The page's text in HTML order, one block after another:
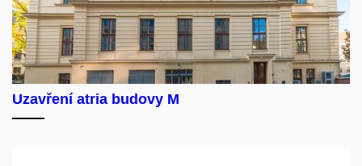
Uzavření atria budovy M